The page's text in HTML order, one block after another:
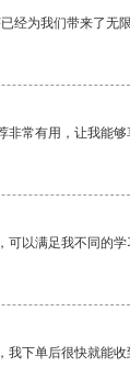
经为我们带来了无
常有用，让我能够
以满足我不同的
下单后很快就能收